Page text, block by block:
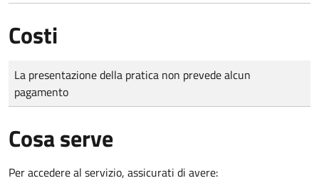
Costi
Tipo di pagamento
Importo
La presentazione della pratica non prevede alcun
pagamento
Cosa serve
Per accedere al servizio, assicurati di avere: